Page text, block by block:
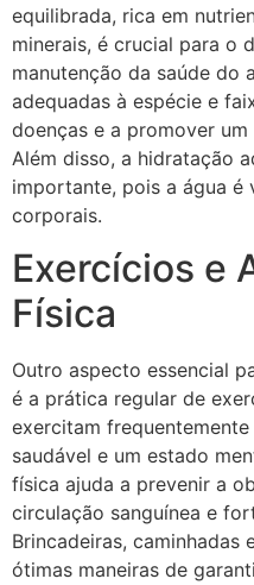
equilibrada, rica em
minerais, é crucial para o
manutenção da saúde do
adequadas à espécie e
doenças e a promover
Além disso, a hidratação
importante, pois a água é
corporais.
Exercícios e
Física
Outro aspecto essencial
é a prática regular de
exercitam
saudável e um estado
física ajuda a prevenir a
circulação sanguínea e
Brincadeiras, caminhadas
ótimas maneiras de